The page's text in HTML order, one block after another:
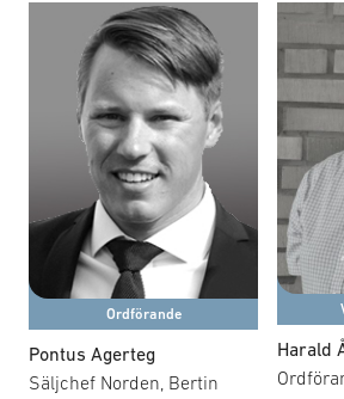
och finansiering. Gruppen arbetar
tiopunktsprogram som prioriterar de
behov.
Ordförande
Pontus Agerteg
Säljchef Norden, Bertin
Harald